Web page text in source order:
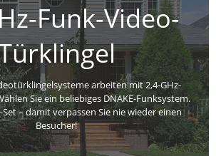
Funk-Video-
arbeiten mit 2,4-GHz-
Sie ein beliebiges DNAKE-Funksystem.
– damit verpassen Sie nie wieder einen
Besucher!